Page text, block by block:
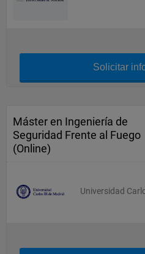
Solicitar
Máster en Ingeniería de
Seguridad Frente al Fuego
(Online)
Universidad